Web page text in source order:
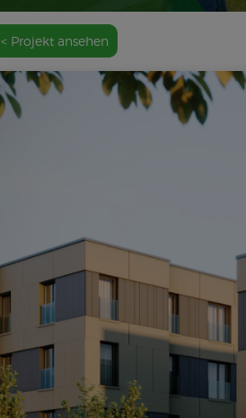
< Projekt ansehen